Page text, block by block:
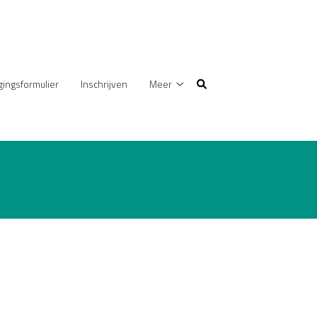
Inschrijven
Meer